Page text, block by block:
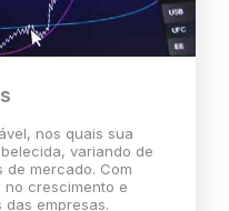
nos quais sua
variando de
mercado. Com
no crescimento e
empresas.